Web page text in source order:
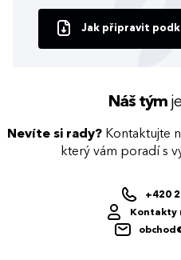
Jak připravit
Náš tým
Nevíte si rady? Kontaktujte
který vám poradí s
+420
Kontakty